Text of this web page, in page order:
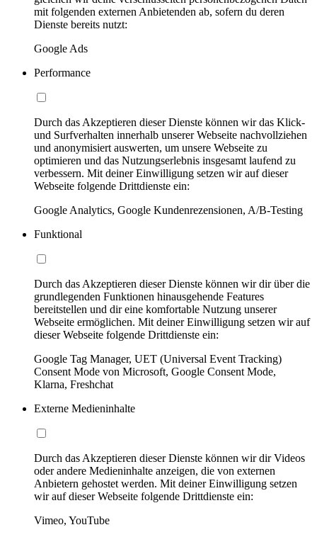
mit folgenden externen Anbietenden ab, sofern du deren
Dienste bereits nutzt:
Google Ads
Performance
Durch das Akzeptieren dieser Dienste können wir das Klick-
und Surfverhalten innerhalb unserer Webseite nachvollziehen
und anonymisiert auswerten, um unsere Webseite zu
optimieren und das Nutzungserlebnis insgesamt laufend zu
verbessern. Mit deiner Einwilligung setzen wir auf dieser
Webseite folgende Drittdienste ein:
Google Analytics, Google Kundenrezensionen, A/B-Testing
Funktional
Durch das Akzeptieren dieser Dienste können wir dir über die
grundlegenden Funktionen hinausgehende Features
bereitstellen und dir eine komfortable Nutzung unserer
Webseite ermöglichen. Mit deiner Einwilligung setzen wir auf
dieser Webseite folgende Drittdienste ein:
Google Tag Manager, UET (Universal Event Tracking)
Consent Mode von Microsoft, Google Consent Mode,
Klarna, Freshchat
Externe Medieninhalte
Durch das Akzeptieren dieser Dienste können wir dir Videos
oder andere Medieninhalte anzeigen, die von externen
Anbietern gehostet werden. Mit deiner Einwilligung setzen
wir auf dieser Webseite folgende Drittdienste ein:
Vimeo, YouTube